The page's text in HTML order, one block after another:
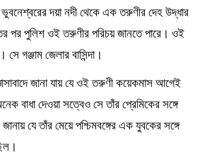
দয়া নদী থেকে এক তরুণীর দেহ উদ্ধার
পর পুলিশ ওই তরুণীর পরিচয় জানতে পারে। ওই
গঞ্জাম জেলার বাসিন্দা।
জানা যায় যে ওই তরুণী কয়েকমাস আগেই
বাধা দেওয়া সত্বেও সে তাঁর প্রেমিকের সঙ্গে
যে তাঁর মেয়ে পশ্চিমবঙ্গের এক যুবকের সঙ্গে